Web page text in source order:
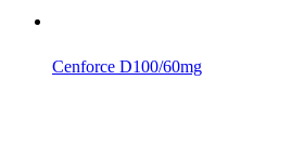
Cenforce D100/60mg